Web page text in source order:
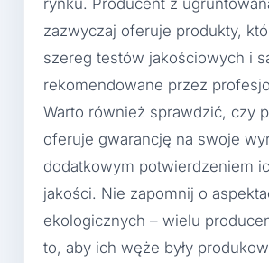
zazwyczaj oferuje produkty,
szereg testów jakościowych i
rekomendowane przez
Warto również sprawdzić, czy
oferuje gwarancję na swoje
dodatkowym potwierdzeniem
jakości. Nie zapomnij o
ekologicznych – wielu
to, aby ich węże były